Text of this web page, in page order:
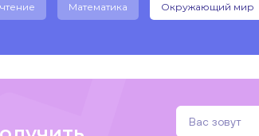
Математика Окружающий мир